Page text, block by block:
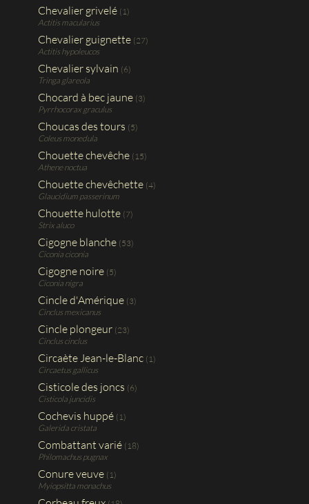
Chevalier grivelé (1)
Actitis macularius
Chevalier guignette (27)
Actitis hypoleucos
Chevalier sylvain (6)
Tringa glareola
Chocard à bec jaune (3)
Pyrrhocorax graculus
Choucas des tours (5)
Coleus monedula
Chouette chevêche (15)
Athene noctua
Chouette chevêchette (4)
Glaucidium passerinum
Chouette hulotte (7)
Strix aluco
Cigogne blanche (53)
Ciconia ciconia
Cigogne noire (5)
Ciconia nigra
Cincle d'Amérique (3)
Cinclus mexicanus
Cincle plongeur (23)
Cinclus cinclus
Circaète Jean-le-Blanc (1)
Circaetus gallicus
Cisticole des joncs (6)
Cisticola juncidis
Cochevis huppé (1)
Galerida cristata
Combattant varié (18)
Philomachus pugnax
Conure veuve (1)
Myiopsitta monachus